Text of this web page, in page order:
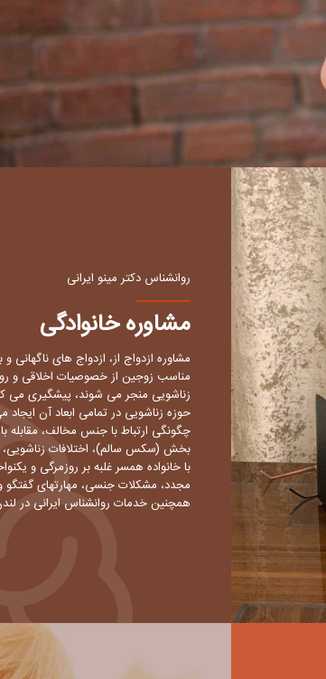
روانشناس دکتر مینو ایرانی
مشاوره خانوادگی
مشاوره ازدواج از، ازدواج های
مناسب زوجین از خصوصیات اخلاقی و
زناشویی منجر می شوند، پیشگیری می
حوزه زناشویی در تمامی ابعاد آن ایجاد
چگونگی ارتباط با جنس مخالف،
بخش (سکس سالم)، اختلافات زناشویی،
با خانواده همسر غلبه بر روزمرگی و
مجدد، مشکلات جنسی، مهارتهای
همچنین خدمات روانشناس ایرانی در